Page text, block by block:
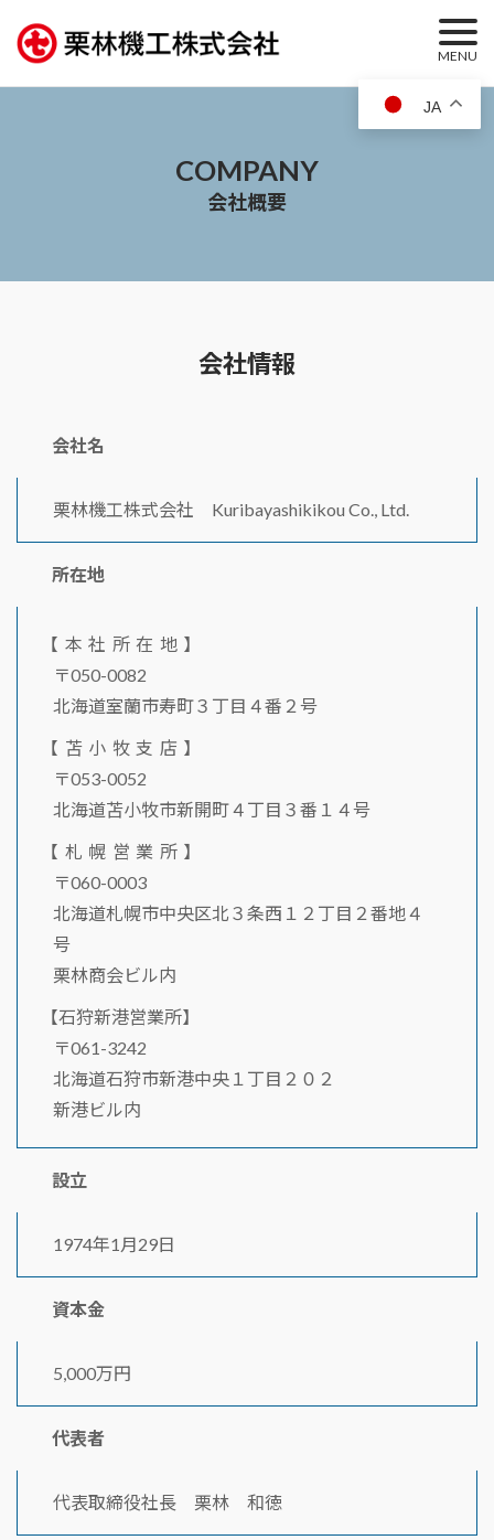
MENU
COMPANY
会社概要
会社情報
会社名
栗林機工株式会社 Kuribayashikikou Co., Ltd.
所在地
【本社所在地】
〒050-0082
北海道室蘭市寿町３丁目４番２号
【苫小牧支店】
〒053-0052
北海道苫小牧市新開町４丁目３番１４号
【札幌営業所】
〒060-0003
北海道札幌市中央区北３条西１２丁目２番地４
号
栗林商会ビル内
【石狩新港営業所】
〒061-3242
北海道石狩市新港中央１丁目２０２
新港ビル内
設立
1974年1月29日
資本金
5,000万円
代表者
代表取締役社長 栗林 和徳
JA